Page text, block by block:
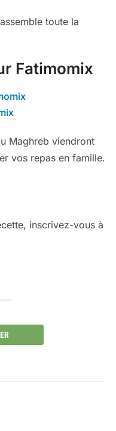
toute la
Fatimomix
Maghreb viendront
vos repas en famille.
inscrivez-vous à